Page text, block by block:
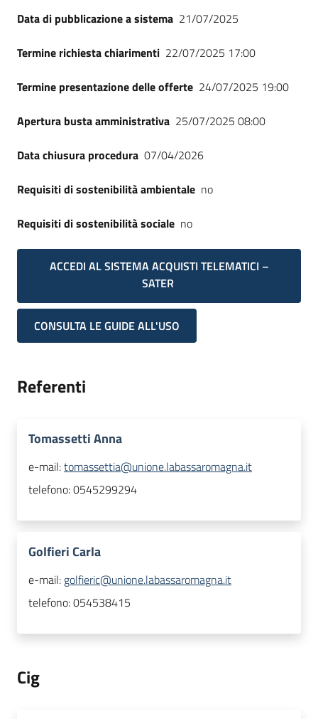
Data di pubblicazione a sistema 21/07/2025
Termine richiesta chiarimenti 22/07/2025 17:00
Termine presentazione delle offerte 24/07/2025 19:00
Apertura busta amministrativa 25/07/2025 08:00
Data chiusura procedura 07/04/2026
Requisiti di sostenibilità ambientale no
Requisiti di sostenibilità sociale no
ACCEDI AL SISTEMA ACQUISTI TELEMATICI –
SATER
CONSULTA LE GUIDE ALL'USO
Referenti
Tomassetti Anna
e-mail:tomassettia@unione.labassaromagna.it
telefono:0545299294
Golfieri Carla
e-mail: golfieric@unione.labassaromagna.it
telefono:054538415
Cig